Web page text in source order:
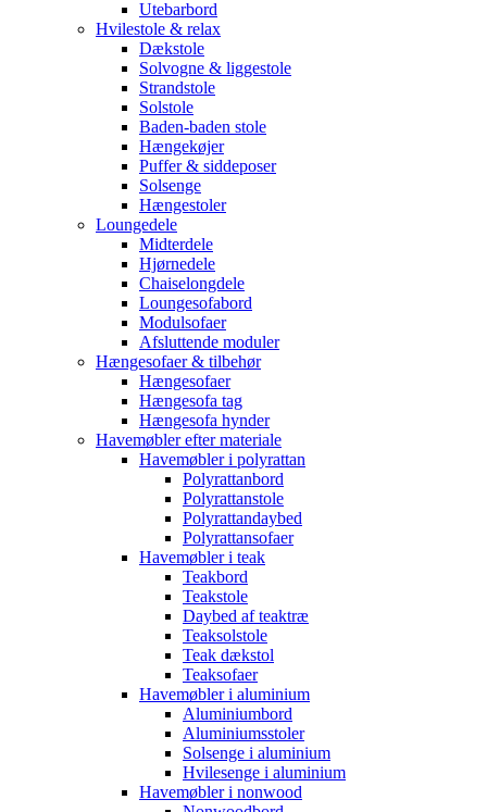
Utebarbord
Hvilestole & relax
Dækstole
Solvogne & liggestole
Strandstole
Solstole
Baden-baden stole
Hængekøjer
Puffer & siddeposer
Solsenge
Hængestoler
Loungedele
Midterdele
Hjørnedele
Chaiselongdele
Loungesofabord
Modulsofaer
Afsluttende moduler
Hængesofaer & tilbehør
Hængesofaer
Hængesofa tag
Hængesofa hynder
Havemøbler efter materiale
Havemøbler i polyrattan
Polyrattanbord
Polyrattanstole
Polyrattandaybed
Polyrattansofaer
Havemøbler i teak
Teakbord
Teakstole
Daybed af teaktræ
Teaksolstole
Teak dækstol
Teaksofaer
Havemøbler i aluminium
Aluminiumbord
Aluminiumsstoler
Solsenge i aluminium
Hvilesenge i aluminium
Havemøbler i nonwood